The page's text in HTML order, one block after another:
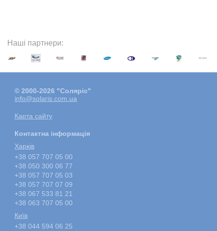
Наші партнери:
© 2000-2026 "Соляріс"
info@solaris.com.ua
Карта сайту
Контактна інформація
Харкiв
+38 057 707 05 00
+38 050 300 06 77
+38 057 707 05 03
+38 057 707 07 09
+38 067 533 81 21
+38 063 707 05 00
Київ
+38 044 594 06 25